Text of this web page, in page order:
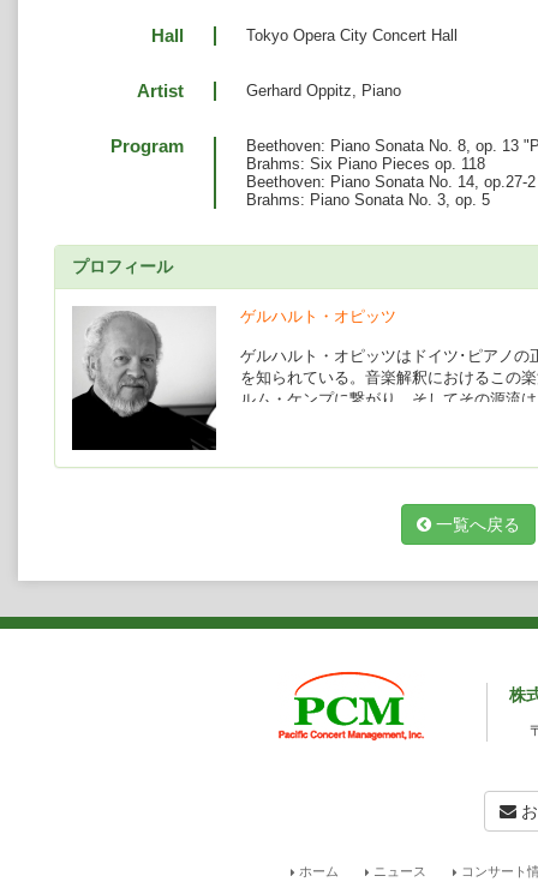
Hall Tokyo Opera City Concert Hall
Artist Gerhard Oppitz, Piano
Program
Beethoven: Piano Sonata No. 8, op. 13
Brahms: Six Piano Pieces op. 118
Beethoven: Piano Sonata No. 14, op.27-
Brahms: Piano Sonata No. 3, op. 5
プロフィール
ゲルハルト・オピッツ
ゲルハルト・オピッツはドイツ･ピアノ
を知られている。音楽解釈におけるこの
ルム・ケンプに繋がり、そしてその源流
大学の教授パウル・バックに見出され、
1973年ヴィルヘルム・ケンプと出会い
主にベートーヴェンのソナタと協奏曲に
しい相似性に感服、彼の遺志により、オ
勝により、一躍、世界的に脚光を浴びる
弦楽団をはじめ、バイエルン放送交響楽
ンドン交響楽団、ボストン交響楽団、フ
団、ピッツバーグ交響楽団等のオーケス
ド・ムーティ、ロリン・マゼール、ズー
ベルト・ブロムシュテット、ドミトリー
と共演している。近年はリッカルド・ム
2006年ウィーンの楽友協会大ホールでバ
た2016年には、ムーティ指揮ウィーン
一覧へ戻る
株
ホーム ニュース コンサート